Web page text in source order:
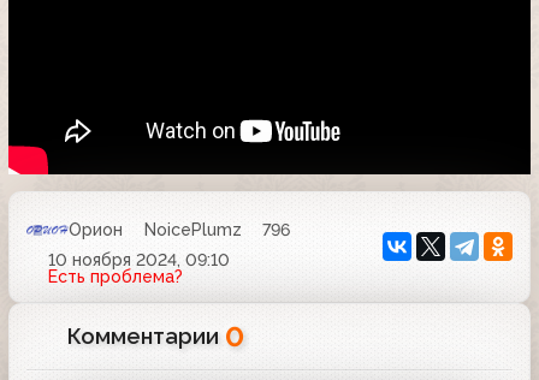
Орион NoicePlumz
796
10 ноября 2024, 09:10
Есть проблема?
Комментарии 0